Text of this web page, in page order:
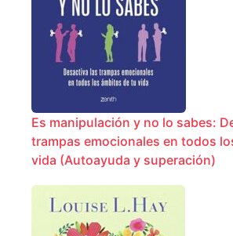
Es manipulación y no lo sabes:
trampas emocionales en todos
vida (Autoayuda y superación)